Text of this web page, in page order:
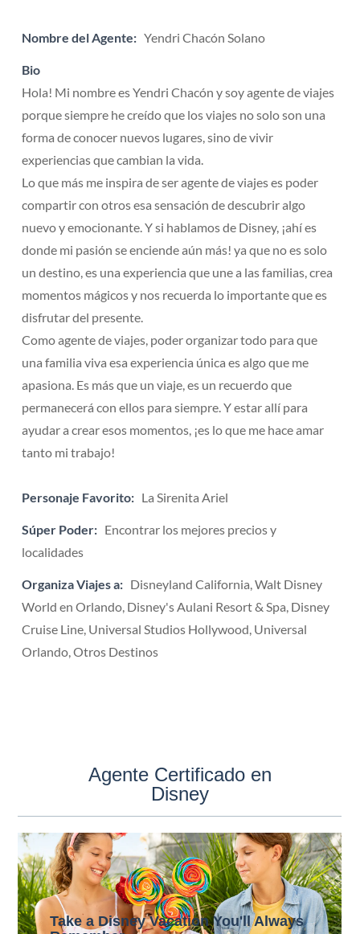
Nombre del Agente: Yendri Chacón Solano
Bio
Hola! Mi nombre es Yendri Chacón y soy agente de viajes
porque siempre he creído que los viajes no solo son una
forma de conocer nuevos lugares, sino de vivir
experiencias que cambian la vida.
Lo que más me inspira de ser agente de viajes es poder
compartir con otros esa sensación de descubrir algo
nuevo y emocionante. Y si hablamos de Disney, ¡ahí es
donde mi pasión se enciende aún más! ya que no es solo
un destino, es una experiencia que une a las familias, crea
momentos mágicos y nos recuerda lo importante que es
disfrutar del presente.
Como agente de viajes, poder organizar todo para que
una familia viva esa experiencia única es algo que me
apasiona. Es más que un viaje, es un recuerdo que
permanecerá con ellos para siempre. Y estar allí para
ayudar a crear esos momentos, ¡es lo que me hace amar
tanto mi trabajo!
Personaje Favorito: La Sirenita Ariel
Súper Poder: Encontrar los mejores precios y
localidades
Organiza Viajes a: Disneyland California, Walt Disney
World en Orlando, Disney's Aulani Resort & Spa, Disney
Cruise Line, Universal Studios Hollywood, Universal
Orlando, Otros Destinos